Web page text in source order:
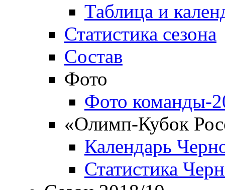
Таблица и
Статистика сезона
Состав
Фото
Фото команды-
«Олимп-Кубок
Календарь
Статистика